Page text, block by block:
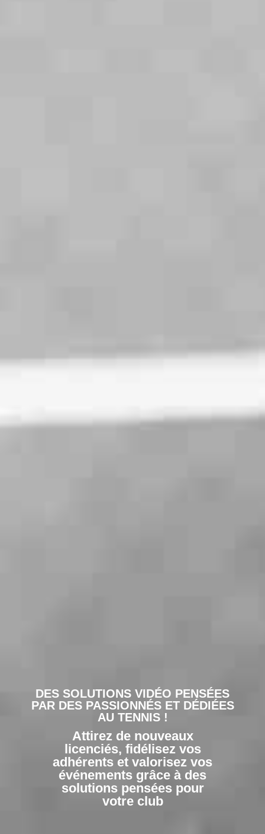
DES SOLUTIONS VIDÉO PENSÉES
PAR DES PASSIONNÉS ET DÉDIÉES
AU TENNIS !
Attirez de nouveaux
licenciés, fidélisez vos
adhérents et valorisez vos
événements grâce à des
solutions pensées pour
votre club